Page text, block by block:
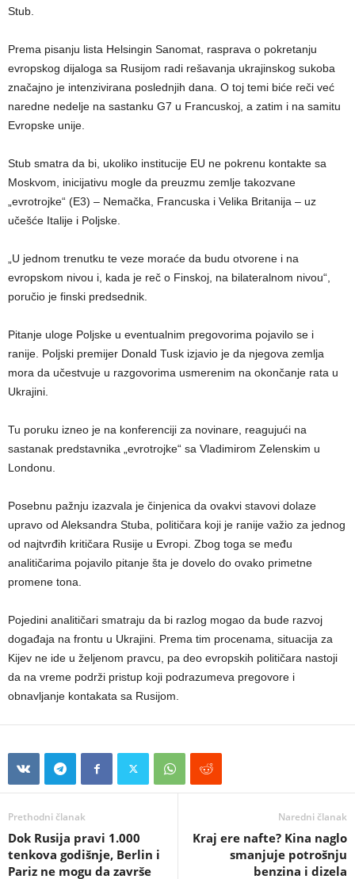
Stub.
Prema pisanju lista Helsingin Sanomat, rasprava o pokretanju
evropskog dijaloga sa Rusijom radi rešavanja ukrajinskog sukoba
značajno je intenzivirana poslednjih dana. O toj temi biće reči već
naredne nedelje na sastanku G7 u Francuskoj, a zatim i na samitu
Evropske unije.
Stub smatra da bi, ukoliko institucije EU ne pokrenu kontakte sa
Moskvom, inicijativu mogle da preuzmu zemlje takozvane
„evrotrojke“ (E3) – Nemačka, Francuska i Velika Britanija – uz
učešće Italije i Poljske.
„U jednom trenutku te veze moraće da budu otvorene i na
evropskom nivou i, kada je reč o Finskoj, na bilateralnom nivou“,
poručio je finski predsednik.
Pitanje uloge Poljske u eventualnim pregovorima pojavilo se i
ranije. Poljski premijer Donald Tusk izjavio je da njegova zemlja
mora da učestvuje u razgovorima usmerenim na okončanje rata u
Ukrajini.
Tu poruku izneo je na konferenciji za novinare, reagujući na
sastanak predstavnika „evrotrojke“ sa Vladimirom Zelenskim u
Londonu.
Posebnu pažnju izazvala je činjenica da ovakvi stavovi dolaze
upravo od Aleksandra Stuba, političara koji je ranije važio za jednog
od najtvrđih kritičara Rusije u Evropi. Zbog toga se među
analitičarima pojavilo pitanje šta je dovelo do ovako primetne
promene tona.
Pojedini analitičari smatraju da bi razlog mogao da bude razvoj
događaja na frontu u Ukrajini. Prema tim procenama, situacija za
Kijev ne ide u željenom pravcu, pa deo evropskih političara nastoji
da na vreme podrži pristup koji podrazumeva pregovore i
obnavljanje kontakata sa Rusijom.
Prethodni članak
Dok Rusija pravi 1.000
tenkova godišnje, Berlin i
Pariz ne mogu da završe
Naredni članak
Kraj ere nafte? Kina naglo
smanjuje potrošnju
benzina i dizela